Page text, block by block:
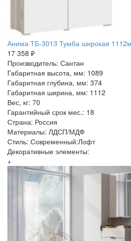
Анима ТБ-3013 Тумба широкая
17 358 ₽
Производитель: Сантан
Габаритная высота, мм: 1089
Габаритная глубина, мм: 374
Габаритная ширина, мм: 1112
Вес, кг: 70
Гарантийный срок мес.: 18
Страна: Россия
Материалы: ЛДСП/МДФ
Стиль: Современный:Лофт
Декоративные элементы:
+